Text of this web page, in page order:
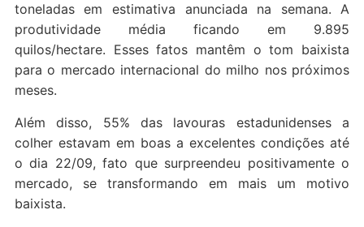
toneladas em estimativa anunciada na semana. A
produtividade média ficando em 9.895
quilos/hectare. Esses fatos mantêm o tom baixista
para o mercado internacional do milho nos próximos
meses.
Além disso, 55% das lavouras estadunidenses a
colher estavam em boas a excelentes condições até
o dia 22/09, fato que surpreendeu positivamente o
mercado, se transformando em mais um motivo
baixista.